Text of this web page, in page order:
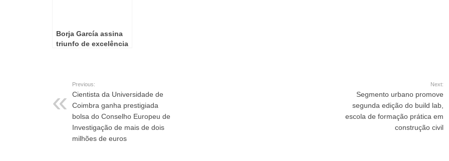
Borja García assina
triunfo de excelência
Previous:
Cientista da Universidade de
Coimbra ganha prestigiada
bolsa do Conselho Europeu de
Investigação de mais de dois
milhões de euros
Next:
Segmento urbano promove
segunda edição do build lab,
escola de formação prática em
construção civil